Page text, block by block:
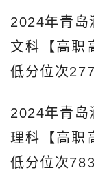
2024年青岛
文科【高职
低分位次
2024年青岛
理科【高职
低分位次